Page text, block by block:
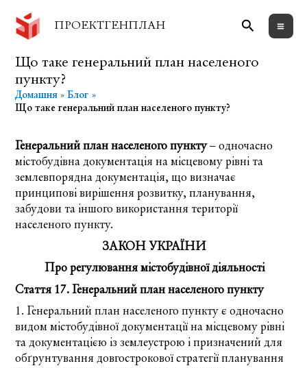
вмісту
ПРОЕКТГЕНПЛАН Пошук
Що таке генеральний план населеного
пункту?
Домашня
Блог
Що таке генеральний план населеного пункту?
Генеральний план населеного пункту– одночасно
містобудівна документація на місцевому рівні та
землевпорядна документація, що визначає
принципові вирішення розвитку, планування,
забудови та іншого використання території
населеного пункту.
ЗАКОН УКРАЇНИ
Про регулювання містобудівної діяльності
Стаття 17. Генеральний план населеного пункту
1. Генеральний план населеного пункту є одночасно
видом містобудівної документації на місцевому рівні
та документацією із землеустрою і призначений для
обґрунтування довгострокової стратегії планування